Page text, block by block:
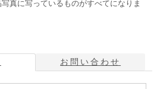
真に写っているものがすべてになりま
お問い合わせ